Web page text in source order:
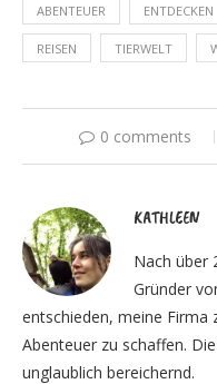
ABENTEUER ENTDECKEN
REISEN TIERWELT
0 comments
KATHLEEN
Nach über
Gründer
entschieden, meine Firma
Abenteuer zu schaffen.
unglaublich bereichernd.